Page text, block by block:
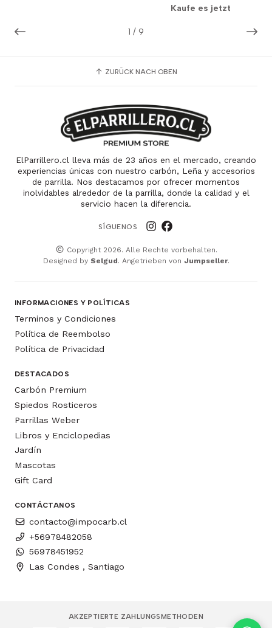
1 / 9
Kaufe es jetzt
ZURÜCK NACH OBEN
ElParrillero.cl lleva más de 23 años en el mercado, creando
experiencias únicas con nuestro carbón, Leña y accesorios
de parrilla. Nos destacamos por ofrecer momentos
inolvidables alrededor de la parrilla, donde la calidad y el
servicio hacen la diferencia.
SÍGUENOS
Copyright 2026. Alle Rechte vorbehalten.
Designed by Selgud. Angetrieben von Jumpseller.
INFORMACIONES Y POLÍTICAS
Terminos y Condiciones
Política de Reembolso
Política de Privacidad
DESTACADOS
Carbón Premium
Spiedos Rosticeros
Parrillas Weber
Libros y Enciclopedias
Jardín
Mascotas
Gift Card
CONTÁCTANOS
contacto@impocarb.cl
+56978482058
56978451952
Las Condes , Santiago
AKZEPTIERTE ZAHLUNGSMETHODEN